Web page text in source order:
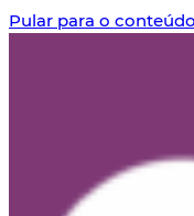
Pular para o